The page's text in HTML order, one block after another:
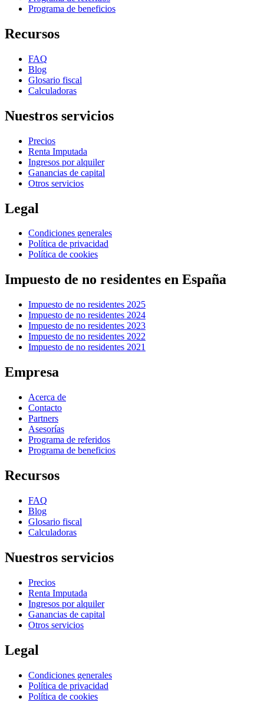
Programa de beneficios
Recursos
FAQ
Blog
Glosario fiscal
Calculadoras
Nuestros servicios
Precios
Renta Imputada
Ingresos por alquiler
Ganancias de capital
Otros servicios
Legal
Condiciones generales
Política de privacidad
Política de cookies
Impuesto de no residentes en España
Impuesto de no residentes 2025
Impuesto de no residentes 2024
Impuesto de no residentes 2023
Impuesto de no residentes 2022
Impuesto de no residentes 2021
Empresa
Acerca de
Contacto
Partners
Asesorías
Programa de referidos
Programa de beneficios
Recursos
FAQ
Blog
Glosario fiscal
Calculadoras
Nuestros servicios
Precios
Renta Imputada
Ingresos por alquiler
Ganancias de capital
Otros servicios
Legal
Condiciones generales
Política de privacidad
Política de cookies